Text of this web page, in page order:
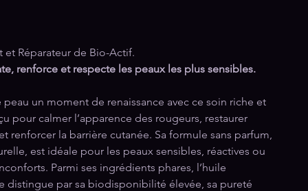
et Réparateur de Bio-Actif.
renforce et respecte les peaux les plus sensibles.
peau un moment de renaissance avec ce soin riche et
pour calmer l’apparence des rougeurs, restaurer
renforcer la barrière cutanée. Sa formule sans parfum,
est idéale pour les peaux sensibles, réactives ou
Parmi ses ingrédients phares, l’huile
distingue par sa biodisponibilité élevée, sa pureté